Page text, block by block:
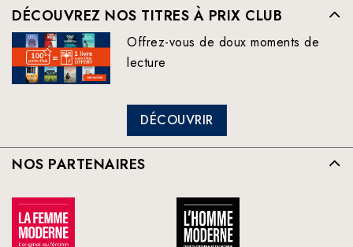
DÉCOUVREZ NOS TITRES À PRIX CLUB
Offrez-vous de doux moments de
lecture
DÉCOUVRIR
NOS PARTENAIRES